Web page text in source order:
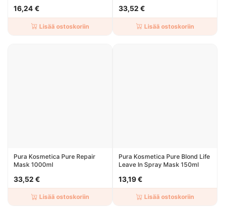
16,24 €
Lisää ostoskoriin
33,52 €
Lisää ostoskoriin
Pura Kosmetica Pure Repair
Mask 1000ml
33,52 €
Lisää ostoskoriin
Pura Kosmetica Pure Blond Life
Leave In Spray Mask 150ml
13,19 €
Lisää ostoskoriin